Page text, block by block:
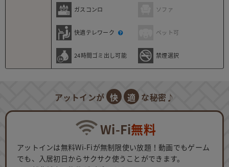
ガスコンロ ソファ
快適テレワーク ペット可
24時間ゴミ出し可能 禁煙選択
アットインが 快 適 な秘密♪
Wi-Fi無料
アットインは無料Wi-Fiが無制限使い放題！動画でもゲーム
でも、入居初日からサクサク使うことができます。